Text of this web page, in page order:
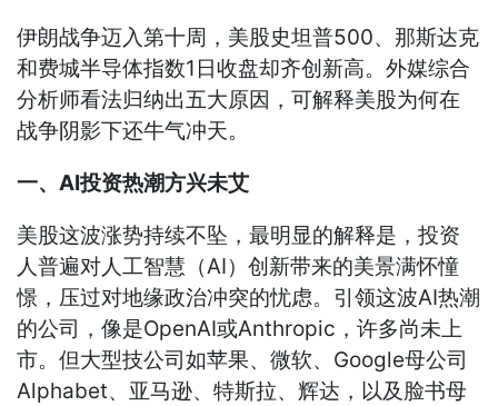
伊朗战争迈入第十周，美股史坦普500、那斯达克
和费城半导体指数1日收盘却齐创新高。外媒综合
分析师看法归纳出五大原因，可解释美股为何在
战争阴影下还牛气冲天。
一、AI投资热潮方兴未艾
美股这波涨势持续不坠，最明显的解释是，投资
人普遍对人工智慧（AI）创新带来的美景满怀憧
憬，压过对地缘政治冲突的忧虑。引领这波AI热潮
的公司，像是OpenAI或Anthropic，许多尚未上
市。但大型技公司如苹果、微软、Google母公司
Alphabet、亚马逊、特斯拉、辉达，以及脸书母